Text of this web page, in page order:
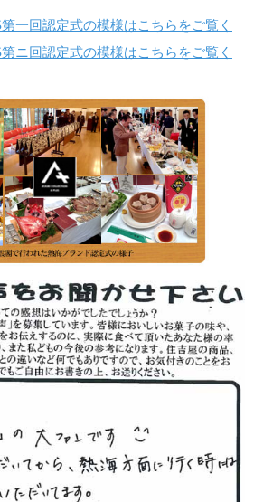
一回認定式の模様はこちらをご覧く
ニ回認定式の模様はこちらをご覧く